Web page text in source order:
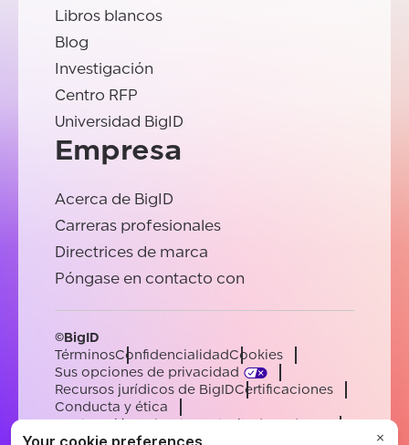
Libros blancos
Blog
Investigación
Centro RFP
Universidad BigID
Empresa
Acerca de BigID
Carreras profesionales
Directrices de marca
Póngase en contacto con
©BigID
TérminosConfidencialidadCookies
Sus opciones de privacidad
Recursos jurídicos de BigIDCertificaciones
Conducta y ética
Declaración sobre la esclavitud moderna